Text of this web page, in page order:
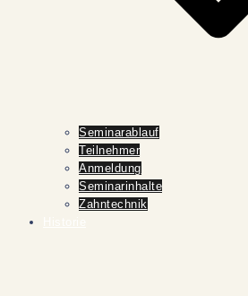
Seminarablauf
Teilnehmer
Anmeldung
Seminarinhalte
Zahntechnik